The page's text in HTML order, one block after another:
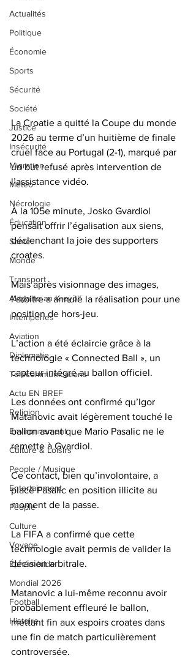
Actualités
Politique
Économie
Sports
Sécurité
Société
Justice
Insécurité
Migration
Météo
Nécrologie
Éducation
Santé
Monde
Transport
Aktyalite an Kreyòl
Intempéries
Aviation
Diplomatie
Télécommunications
Actu EN BREF
Religion
Environnement
Culture & Loisirs
People / Musique
Entertainment
People
Culture
Voyage
Éphéméride
Mondial 2026
Football
Histoire
La Croatie a quitté la Coupe du monde
2026 au terme d’un huitième de finale
cruel face au Portugal (2-1), marqué par
un but refusé après intervention de
l’assistance vidéo.
À la 105e minute, Josko Gvardiol
pensait offrir l’égalisation aux siens,
déclenchant la joie des supporters
croates.
Mais après visionnage des images,
l’arbitre a annulé la réalisation pour une
position de hors-jeu.
L’action a été éclaircie grâce à la
technologie « Connected Ball », un
capteur intégré au ballon officiel.
Les données ont confirmé qu’Igor
Matanovic avait légèrement touché le
ballon avant que Mario Pasalic ne le
remette à Gvardiol.
Ce contact, bien qu’involontaire, a
placé Pasalic en position illicite au
moment de la passe.
La FIFA a confirmé que cette
technologie avait permis de valider la
décision arbitrale.
Matanovic a lui-même reconnu avoir
probablement effleuré le ballon,
mettant fin aux espoirs croates dans
une fin de match particulièrement
controversée.